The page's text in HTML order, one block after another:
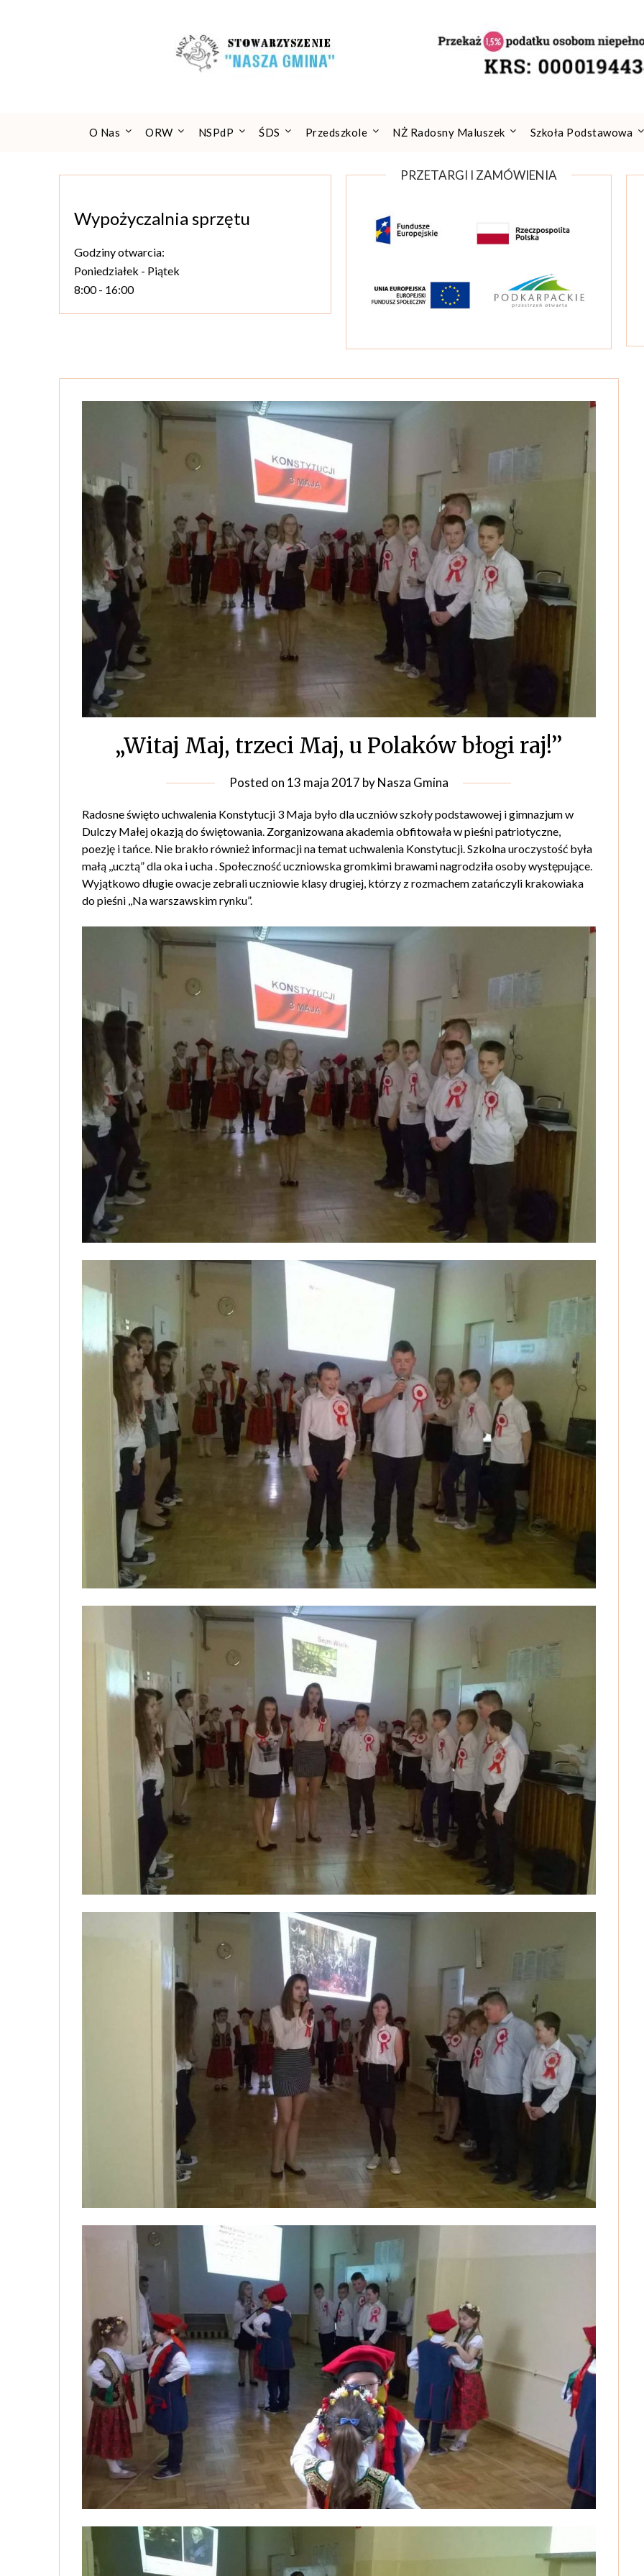
O Nas ORW NSPdP ŚDS Przedszkole NŻ Radosny Maluszek Szkoła Podstawowa
Wypożyczalnia sprzętu
Godziny otwarcia:
Poniedziałek - Piątek
8:00 - 16:00
PRZETARGI I ZAMÓWIENIA
„Witaj Maj, trzeci Maj, u Polaków błogi raj!’’
Posted on 13 maja 2017 byNasza Gmina
Radosne święto uchwalenia Konstytucji 3 Maja było dla uczniów szkoły podstawowej i gimnazjum w
Dulczy Małej okazją do świętowania. Zorganizowana akademia obfitowała w pieśni patriotyczne,
poezję i tańce. Nie brakło również informacji na temat uchwalenia Konstytucji. Szkolna uroczystość była
małą ,,ucztą” dla oka i ucha . Społeczność uczniowska gromkimi brawami nagrodziła osoby występujące.
Wyjątkowo długie owacje zebrali uczniowie klasy drugiej, którzy z rozmachem zatańczyli krakowiaka
do pieśni ,,Na warszawskim rynku”.